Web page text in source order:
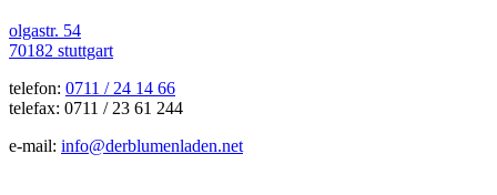
olgastr. 54
70182 stuttgart
telefon: 0711 / 24 14 66
telefax: 0711 / 23 61 244
e-mail: info@derblumenladen.net